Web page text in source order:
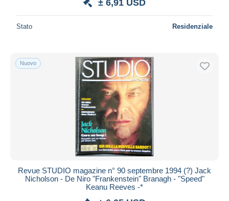
± 6,91 USD
Stato Residenziale
Nuovo
Revue STUDIO magazine n° 90 septembre 1994 (?) Jack
Nicholson - De Niro "Frankenstein" Branagh - "Speed"
Keanu Reeves -*